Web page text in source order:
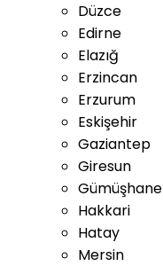
Düzce
Edirne
Elazığ
Erzincan
Erzurum
Eskişehir
Gaziantep
Giresun
Gümüşhane
Hakkari
Hatay
Mersin